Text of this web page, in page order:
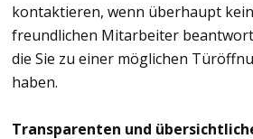
kontaktieren, wenn überhaupt
freundlichen Mitarbeiter
die Sie zu einer möglichen
haben.
Transparenten und